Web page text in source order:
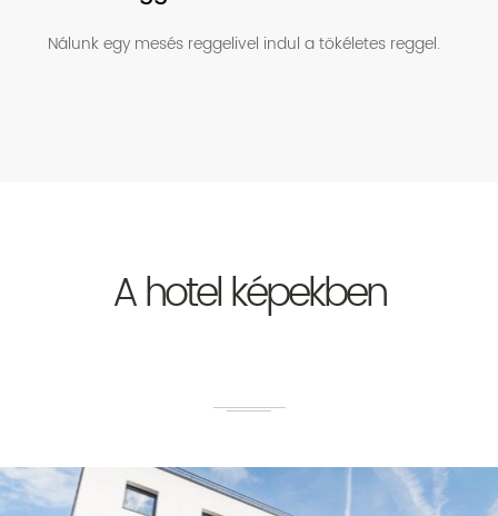
Nálunk egy mesés reggelivel indul a tökéletes reggel.
A hotel képekben